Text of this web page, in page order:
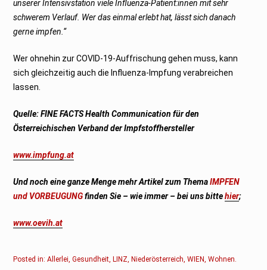
unserer Intensivstation viele Influenza-Patient:innen mit sehr
schwerem Verlauf. Wer das einmal erlebt hat, lässt sich danach
gerne impfen.“
Wer ohnehin zur COVID-19-Auffrischung gehen muss, kann
sich gleichzeitig auch die Influenza-Impfung verabreichen
lassen.
Quelle: FINE FACTS Health Communication für den
Österreichischen Verband der Impfstoffhersteller
www.impfung.at
Und noch eine ganze Menge mehr Artikel zum ThemaIMPFEN
und VORBEUGUNGfinden Sie – wie immer – bei uns bittehier;
www.oevih.at
Posted in:Allerlei,Gesundheit,LINZ,Niederösterreich,WIEN,Wohnen.